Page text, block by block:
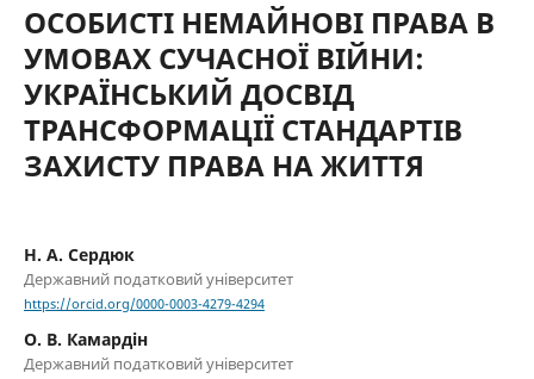
ОСОБИСТІ НЕМАЙНОВІ ПРАВА В
УМОВАХ СУЧАСНОЇ ВІЙНИ:
УКРАЇНСЬКИЙ ДОСВІД
ТРАНСФОРМАЦІЇ СТАНДАРТІВ
ЗАХИСТУ ПРАВА НА ЖИТТЯ
Н. А. Сердюк
Державний податковий університет
https://orcid.org/0000-0003-4279-4294
О. В. Камардін
Державний податковий університет